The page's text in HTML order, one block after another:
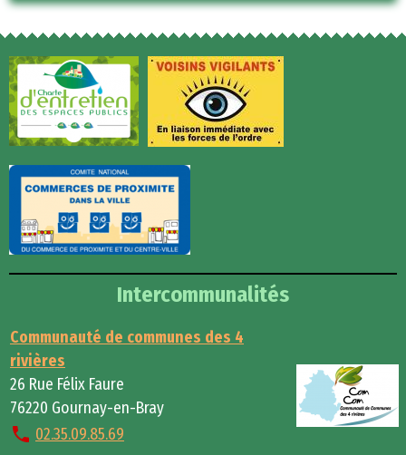
Intercommunalités
Communauté de communes des 4
rivières
26 Rue Félix Faure
76220 Gournay-en-Bray
02.35.09.85.69